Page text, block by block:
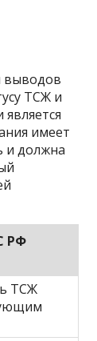
выводов
ТСЖ и
имеет
и должна
РФ
ТСЖ